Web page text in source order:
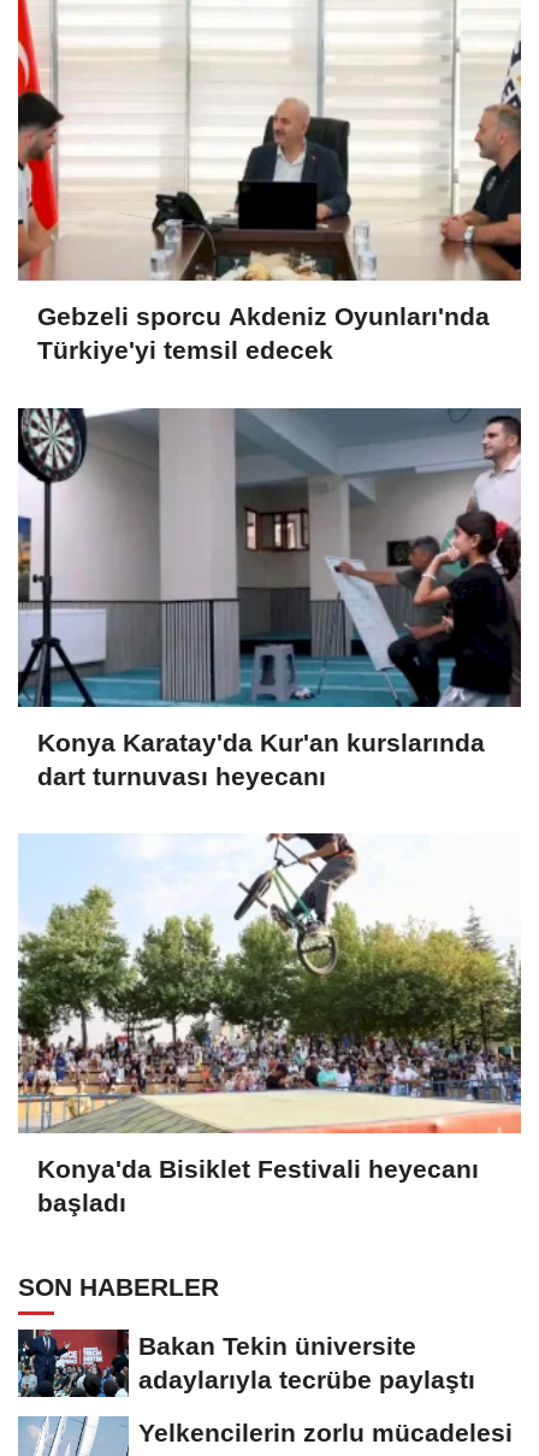
Gebzeli sporcu Akdeniz Oyunları'nda
Türkiye'yi temsil edecek
Konya Karatay'da Kur'an kurslarında
dart turnuvası heyecanı
Konya'da Bisiklet Festivali heyecanı
başladı
SON HABERLER
Bakan Tekin üniversite
adaylarıyla tecrübe paylaştı
Yelkencilerin zorlu mücadelesi